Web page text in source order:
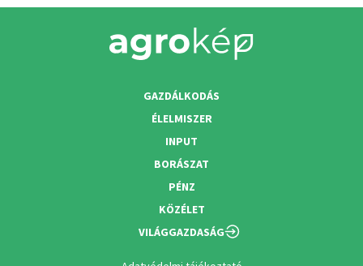
GAZDÁLKODÁS
ÉLELMISZER
INPUT
BORÁSZAT
PÉNZ
KÖZÉLET
VILÁGGAZDASÁG